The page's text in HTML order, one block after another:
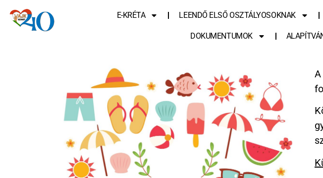
E-KRÉTA LEENDŐ ELSŐ OSZTÁLYOSOKNAK
DOKUMENTUMOK